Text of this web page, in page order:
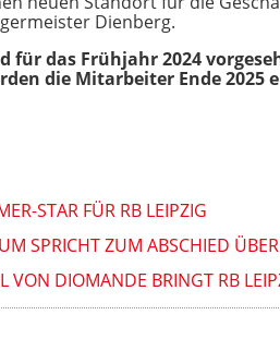
Dienberg.
das Frühjahr 2024
die Mitarbeiter Ende 2025
STAR FÜR RB LEIPZIG
SPRICHT ZUM ABSCHIED
VON DIOMANDE BRINGT RB